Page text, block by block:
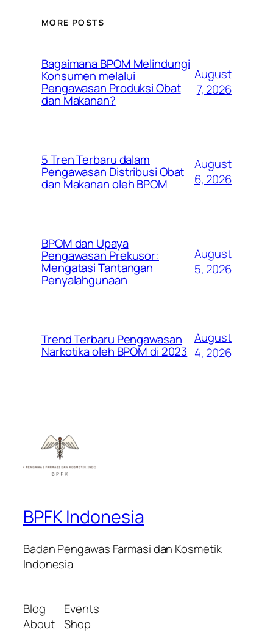
MORE POSTS
Bagaimana BPOM Melindungi
Konsumen melalui
Pengawasan Produksi Obat
dan Makanan?
August
7, 2026
5 Tren Terbaru dalam
Pengawasan Distribusi Obat
dan Makanan oleh BPOM
August
6, 2026
BPOM dan Upaya
Pengawasan Prekusor:
Mengatasi Tantangan
Penyalahgunaan
August
5, 2026
Trend Terbaru Pengawasan
Narkotika oleh BPOM di 2023
August
4, 2026
BPFK Indonesia
Badan Pengawas Farmasi dan Kosmetik
Indonesia
Blog
About
Events
Shop